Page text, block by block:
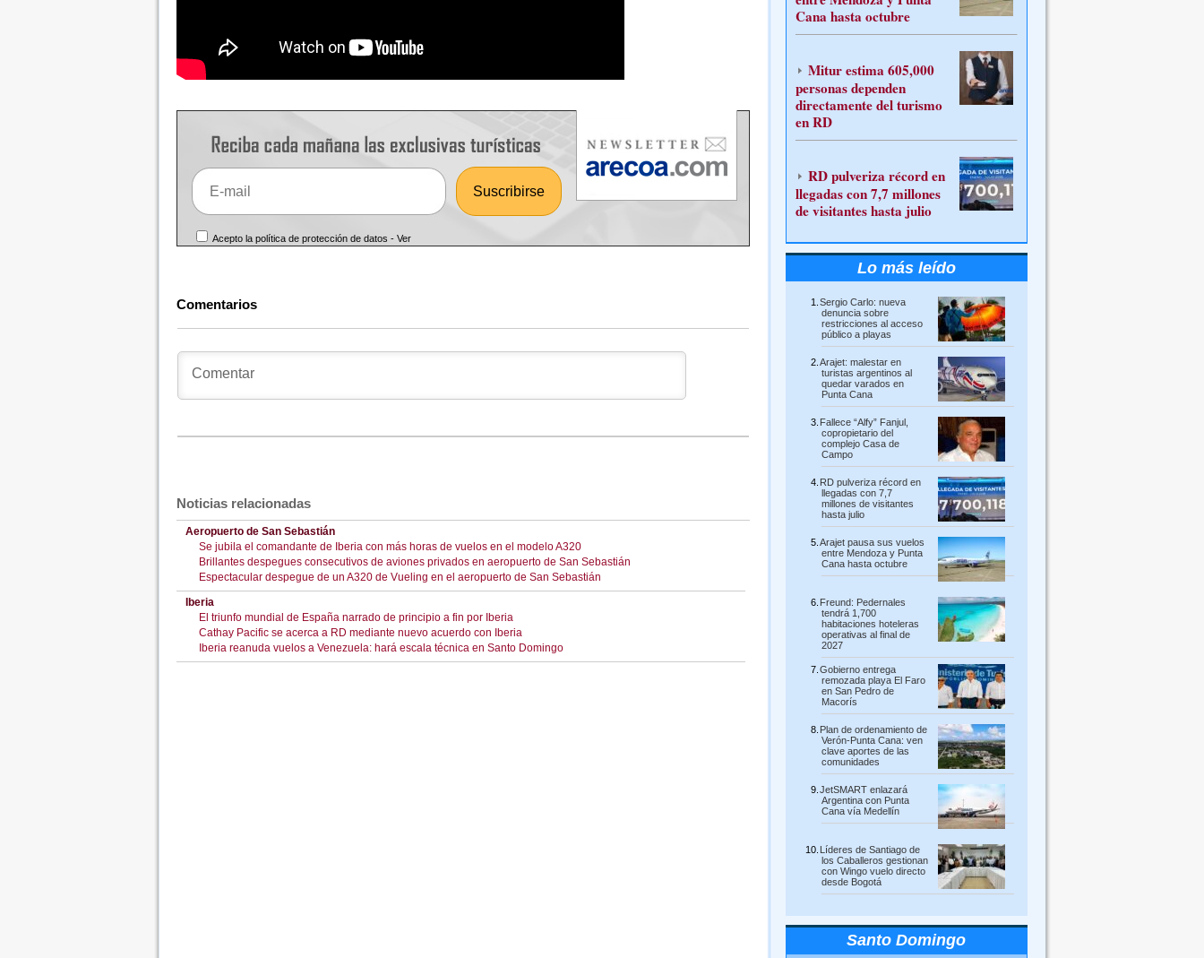
Acepto la política de protección de datos -Ver
Comentarios
Noticias relacionadas
Aeropuerto de San Sebastián
Se jubila el comandante de Iberia con más horas de vuelos en el modelo A320
Brillantes despegues consecutivos de aviones privados en aeropuerto de San Sebastián
Espectacular despegue de un A320 de Vueling en el aeropuerto de San Sebastián
Iberia
El triunfo mundial de España narrado de principio a fin por Iberia
Cathay Pacific se acerca a RD mediante nuevo acuerdo con Iberia
Iberia reanuda vuelos a Venezuela: hará escala técnica en Santo Domingo
Cana hasta octubre
Mitur estima 605,000
personas dependen
directamente del turismo
en RD
RD pulveriza récord en
llegadas con 7,7 millones
de visitantes hasta julio
Lo más leído
Sergio Carlo: nueva
denuncia sobre
restricciones al acceso
público a playas
Arajet: malestar en
turistas argentinos al
quedar varados en
Punta Cana
Fallece “Alfy” Fanjul,
copropietario del
complejo Casa de
Campo
RD pulveriza récord en
llegadas con 7,7
millones de visitantes
hasta julio
Arajet pausa sus vuelos
entre Mendoza y Punta
Cana hasta octubre
Freund: Pedernales
tendrá 1,700
habitaciones hoteleras
operativas al final de
2027
Gobierno entrega
remozada playa El Faro
en San Pedro de
Macorís
Plan de ordenamiento de
Verón-Punta Cana: ven
clave aportes de las
comunidades
JetSMART enlazará
Argentina con Punta
Cana vía Medellín
Líderes de Santiago de
los Caballeros gestionan
con Wingo vuelo directo
desde Bogotá
Santo Domingo